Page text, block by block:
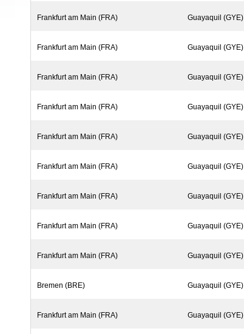
Frankfurt am Main (FRA) Guayaquil (GYE)
Frankfurt am Main (FRA) Guayaquil (GYE)
Frankfurt am Main (FRA) Guayaquil (GYE)
Frankfurt am Main (FRA) Guayaquil (GYE)
Frankfurt am Main (FRA) Guayaquil (GYE)
Frankfurt am Main (FRA) Guayaquil (GYE)
Frankfurt am Main (FRA) Guayaquil (GYE)
Frankfurt am Main (FRA) Guayaquil (GYE)
Frankfurt am Main (FRA) Guayaquil (GYE)
Bremen (BRE) Guayaquil (GYE)
Frankfurt am Main (FRA) Guayaquil (GYE)